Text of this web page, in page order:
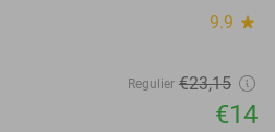
9.9 star
Regulier €23,15
€14